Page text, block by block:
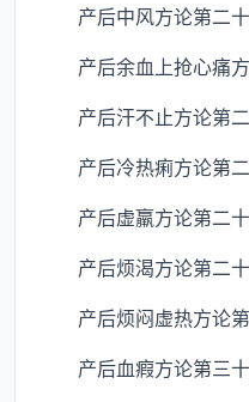
产后中风方论第二十
产后余血上抢心痛方
产后汗不止方论第二
产后冷热痢方论第二
产后虚羸方论第二十
产后烦渴方论第二十
产后烦闷虚热方论第
产后血瘕方论第三十